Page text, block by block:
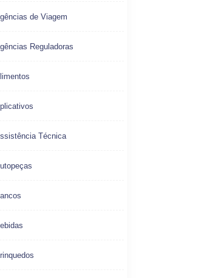
de Viagem
Reguladoras
Técnica